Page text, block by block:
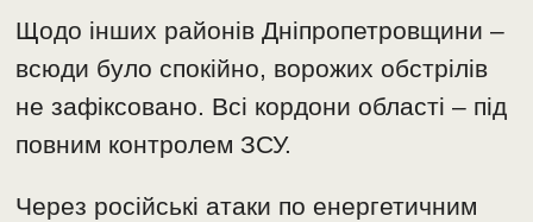
Щодо інших районів Дніпропетровщини –
всюди було спокійно, ворожих обстрілів
не зафіксовано. Всі кордони області – під
повним контролем ЗСУ.
Через російські атаки по енергетичним